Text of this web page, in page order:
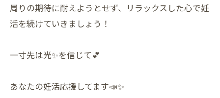
周りの期待に耐えようとせず、リラックスした心で妊
活を続けていきましょう！
一寸先は光✨を信じて💕
あなたの妊活応援してます📣✨